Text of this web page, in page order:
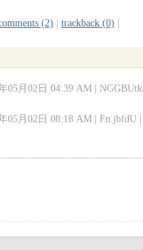
(2) trackback (0)
05月02日 04:39 AM |
05月02日 08:18 AM | Fn.jbfdU |